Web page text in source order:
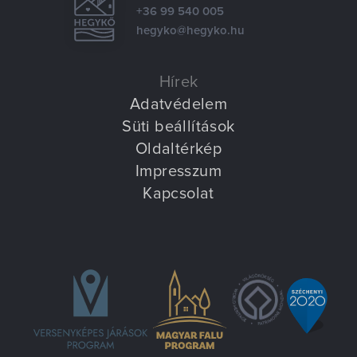
Villa Igku Kft.
Dokumentumok
+36 99 540 005
hegyko@hegyko.hu
Hírek
Adatvédelem
Süti beállítások
Oldaltérkép
Impresszum
Kapcsolat